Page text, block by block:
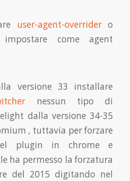
user-agent-overridero
come agent
versione 33 installare
nessun tipo di
dalla versione 34-35
, tuttavia per forzare
plugin in chrome e
ha permesso la forzatura
del 2015 digitando nel